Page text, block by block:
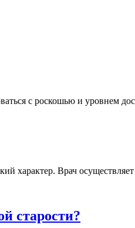
с роскошью и уровнем
характер. Врач
старости?